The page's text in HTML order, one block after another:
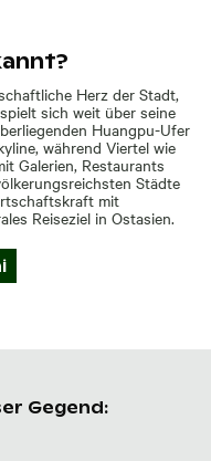
Herz der Stadt,
sich weit über seine
Huangpu-Ufer
während Viertel wie
Galerien, Restaurants
Städte
mit
Reiseziel in Ostasien.
Gegend: